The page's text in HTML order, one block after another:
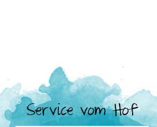
Service vom Hof